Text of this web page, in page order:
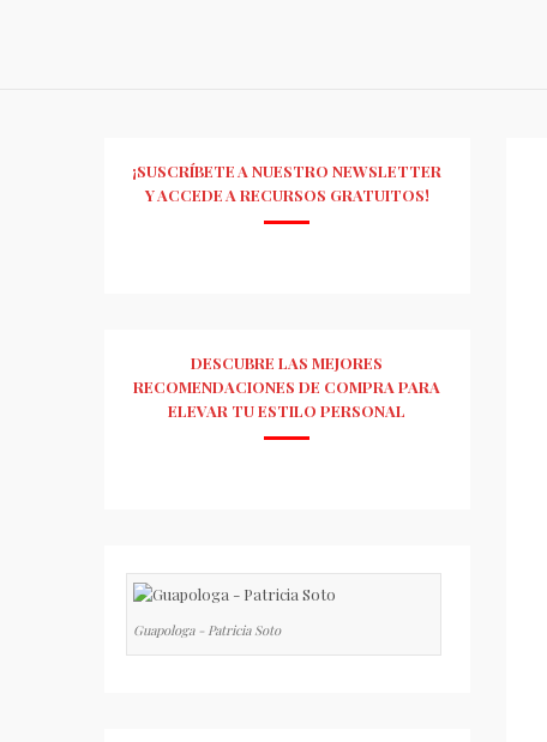
¡SUSCRÍBETE A NUESTRO NEWSLETTER
Y ACCEDE A RECURSOS GRATUITOS!
DESCUBRE LAS MEJORES
RECOMENDACIONES DE COMPRA PARA
ELEVAR TU ESTILO PERSONAL
Guapologa - Patricia Soto